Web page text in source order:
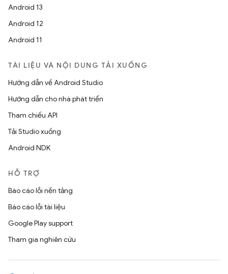
Android 13
Android 12
Android 11
TÀI LIỆU VÀ NỘI DUNG TẢI XUỐNG
Hướng dẫn về Android Studio
Hướng dẫn cho nhà phát triển
Tham chiếu API
Tải Studio xuống
Android NDK
HỖ TRỢ
Báo cáo lỗi nền tảng
Báo cáo lỗi tài liệu
Google Play support
Tham gia nghiên cứu